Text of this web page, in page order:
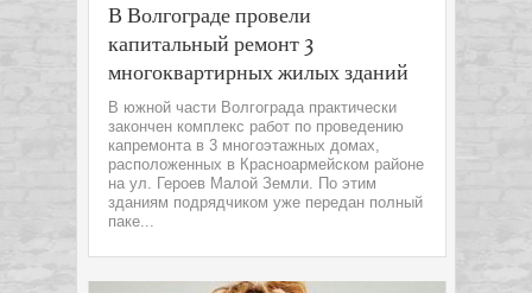
В Волгограде провели
капитальный ремонт 3
многоквартирных жилых зданий
В южной части Волгограда практически
закончен комплекс работ по проведению
капремонта в 3 многоэтажных домах,
расположенных в Красноармейском районе
на ул. Героев Малой Земли. По этим
зданиям подрядчиком уже передан полный
паке...